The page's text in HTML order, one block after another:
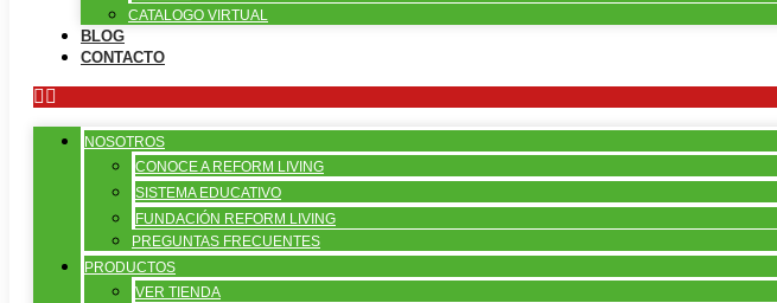
CATALOGO VIRTUAL
BLOG
CONTACTO
NOSOTROS
CONOCE A REFORM LIVING
SISTEMA EDUCATIVO
FUNDACIÓN REFORM LIVING
PREGUNTAS FRECUENTES
PRODUCTOS
VER TIENDA